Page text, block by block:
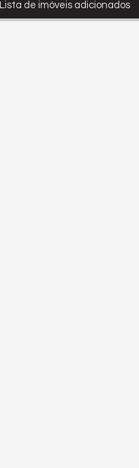
Lista de imóveis adicionados